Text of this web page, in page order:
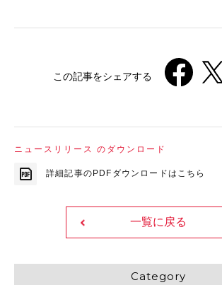
この記事をシェアする
ニュースリリース のダウンロード
詳細記事のPDFダウンロードはこちら
一覧に戻る
Category